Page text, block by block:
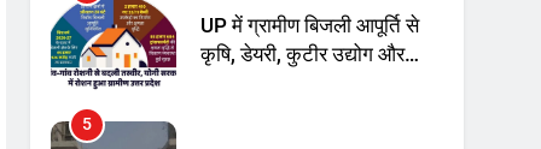
UP में ग्रामीण बिजली आपूर्ति से
कृषि, डेयरी, कुटीर उद्योग और
5